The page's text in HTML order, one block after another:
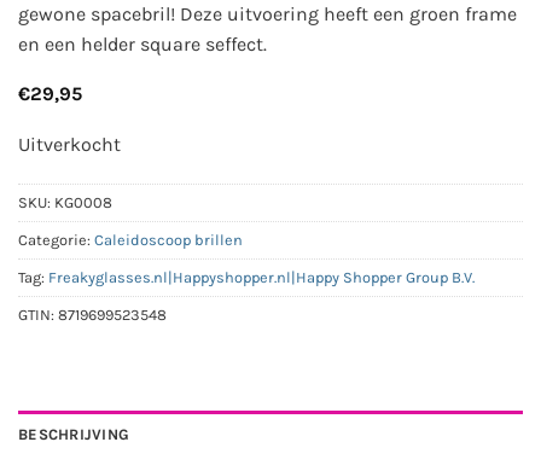
gewone spacebril! Deze uitvoering heeft een groen frame
en een helder square seffect.
€29,95
Uitverkocht
SKU: KG0008
Categorie: Caleidoscoop brillen
Tag: Freakyglasses.nl|Happyshopper.nl|Happy Shopper Group B.V.
GTIN: 8719699523548
BESCHRIJVING